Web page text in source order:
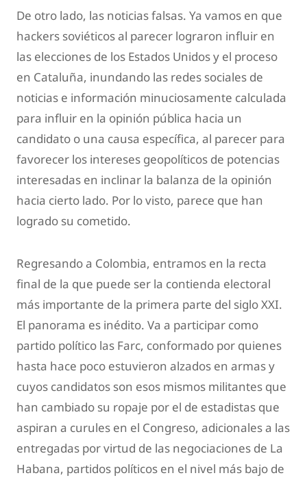
De otro lado, las noticias falsas. Ya vamos en que
hackers soviéticos al parecer lograron influir en
las elecciones de los Estados Unidos y el proceso
en Cataluña, inundando las redes sociales de
noticias e información minuciosamente calculada
para influir en la opinión pública hacia un
candidato o una causa específica, al parecer para
favorecer los intereses geopolíticos de potencias
interesadas en inclinar la balanza de la opinión
hacia cierto lado. Por lo visto, parece que han
logrado su cometido.
Regresando a Colombia, entramos en la recta
final de la que puede ser la contienda electoral
más importante de la primera parte del siglo XXI.
El panorama es inédito. Va a participar como
partido político las Farc, conformado por quienes
hasta hace poco estuvieron alzados en armas y
cuyos candidatos son esos mismos militantes que
han cambiado su ropaje por el de estadistas que
aspiran a curules en el Congreso, adicionales a las
entregadas por virtud de las negociaciones de La
Habana, partidos políticos en el nivel más bajo de